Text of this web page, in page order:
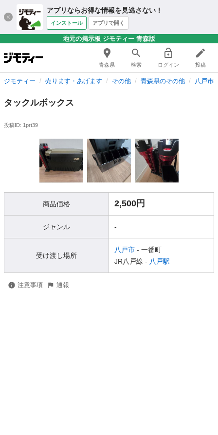
アプリならお得な情報を見逃さない！
インストール アプリで開く
地元の掲示板 ジモティー 青森版
青森県 検索 ログイン 投稿
ジモティー 売ります・あげます その他 青森県のその他 八戸市
タックルボックス
投稿ID: 1prt39
商品価格 2,500円
ジャンル -
受け渡し場所
八戸市 - 一番町
JR八戸線 - 八戸駅
注意事項 通報